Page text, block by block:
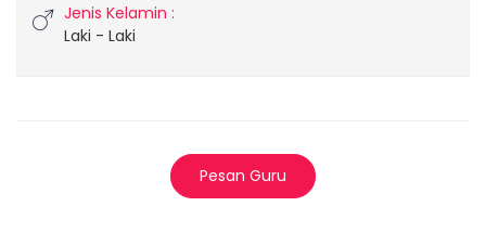
Jenis Kelamin :
Laki - Laki
Pesan Guru